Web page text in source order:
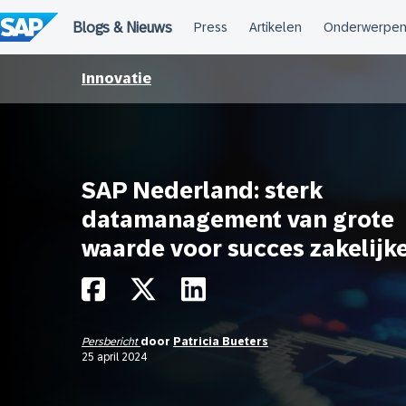
naar
de
inhoud
Innovatie
SAP Nederland: sterk
datamanagement van grote
waarde voor succes
Persbericht door Patricia Bueters
25 april 2024